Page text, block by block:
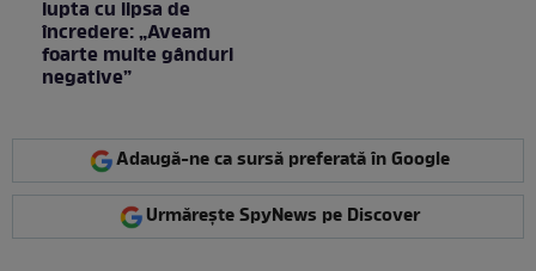
lupta cu lipsa de
încredere: „Aveam
foarte multe gânduri
negative”
Adaugă-ne ca sursă preferată în Google
Urmărește SpyNews pe Discover